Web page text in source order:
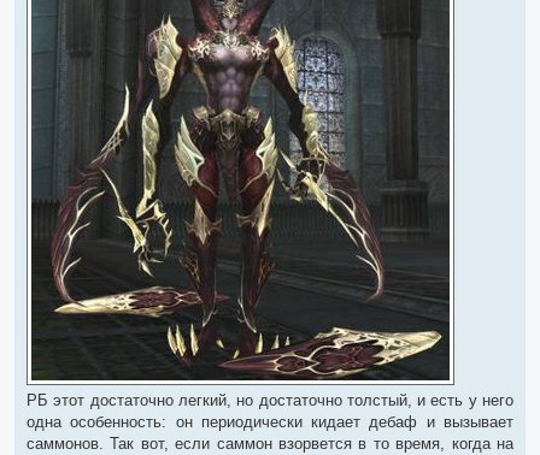
РБ этот достаточно легкий, но достаточно толстый, и есть у него
одна особенность: он периодически кидает дебаф и вызывает
саммонов. Так вот, если саммон взорвется в то время, когда на